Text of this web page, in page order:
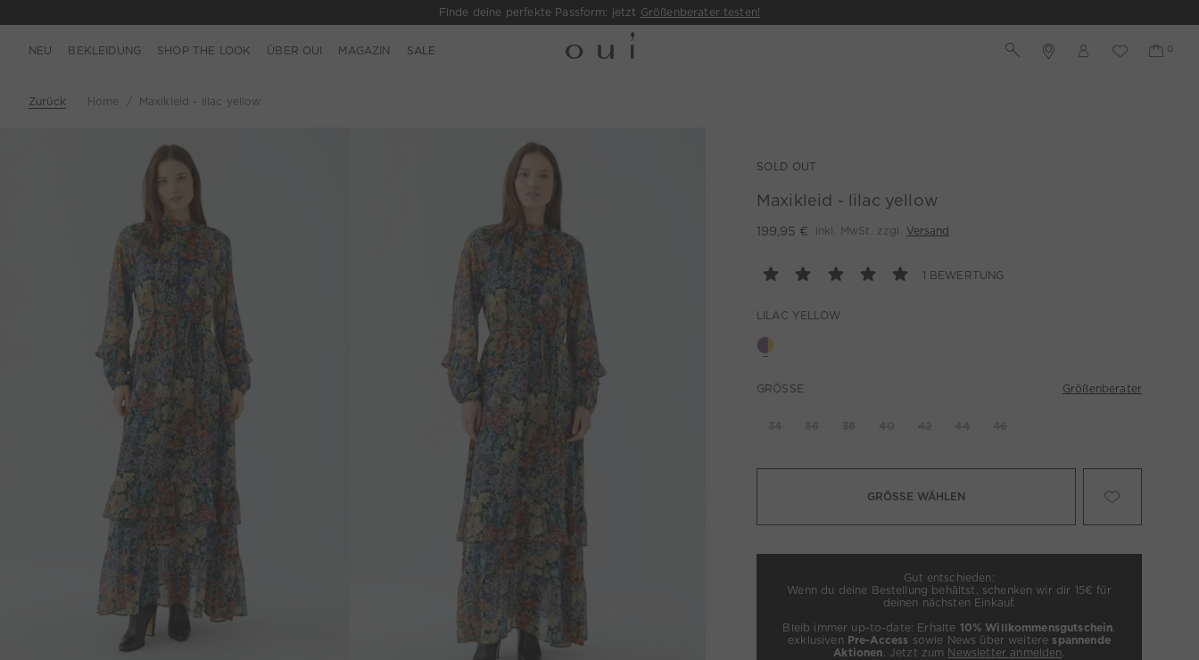
Finde deine perfekte Passform: jetzt Größenberater testen!
NEU BEKLEIDUNG SHOP THE LOOK ÜBER OUI MAGAZIN SALE
Zurück Home Maxikleid - lilac yellow
SOLD OUT
Maxikleid - lilac yellow
199,95 € inkl. MwSt. zzgl. Versand
1 BEWERTUNG
LILAC YELLOW
GRÖSSE Größenberater
GRÖSSE WÄHLEN
Gut entschieden:
Wenn du deine Bestellung behältst, schenken wir dir 15€ für
deinen nächsten Einkauf.
Bleib immer up-to-date: Erhalte 10% Willkommensgutschein,
exklusiven Pre-Access sowie News über weitere spannende
Aktionen. Jetzt zum Newsletter anmelden .